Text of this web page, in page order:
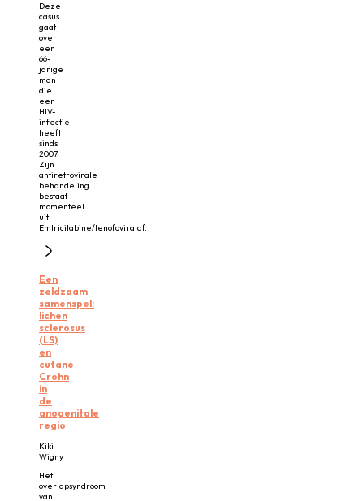
Deze
casus
gaat
over
een
66-
jarige
man
die
een
HIV-
infectie
heeft
sinds
2007.
Zijn
antiretrovirale
behandeling
bestaat
momenteel
uit
Emtricitabine/tenofoviralaf.
Een
zeldzaam
samenspel:
lichen
sclerosus
(LS)
en
cutane
Crohn
in
de
anogenitale
regio
Kiki
Wigny
Het
overlapsyndroom
van